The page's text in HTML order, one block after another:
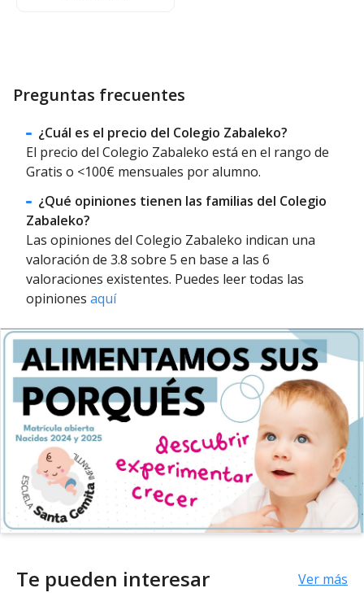
Preguntas frecuentes
¿Cuál es el precio del Colegio Zabaleko?
El precio del Colegio Zabaleko está en el rango de
Gratis o <100€ mensuales por alumno.
¿Qué opiniones tienen las familias del Colegio
Zabaleko?
Las opiniones del Colegio Zabaleko indican una
valoración de 3.8 sobre 5 en base a las 6
valoraciones existentes. Puedes leer todas las
opiniones aquí
Te pueden interesar Ver más